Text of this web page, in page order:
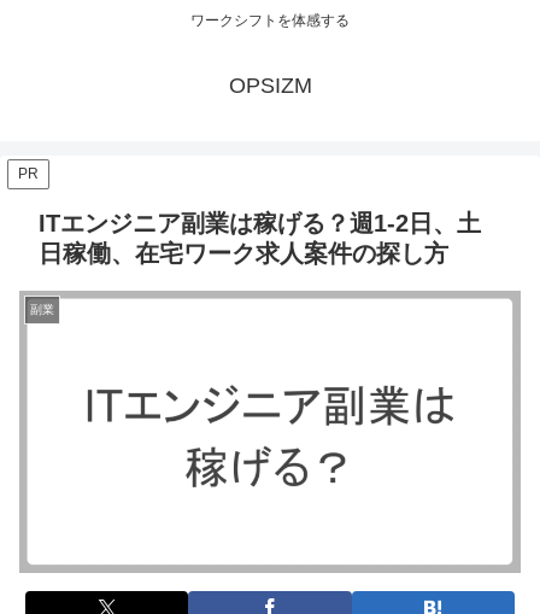
ワークシフトを体感する
OPSIZM
PR
ITエンジニア副業は稼げる？週1-2日、土
日稼働、在宅ワーク求人案件の探し方
副業